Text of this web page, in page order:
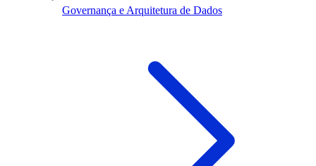
Governança e Arquitetura de Dados